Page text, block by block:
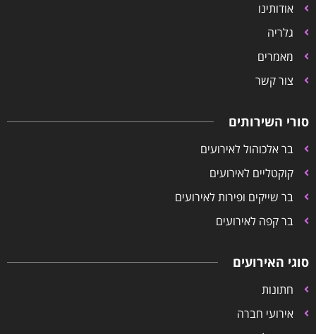
אודותינו
גלריה
מאמרים
צור קשר
סורי השירותים
בר אלכוהול לאירועים
קוקטליים לאירועים
בר שייקים ופירות לאירועים
בר קפה לאירועים
סוגי האירועים
חתונות
אירועי חברה